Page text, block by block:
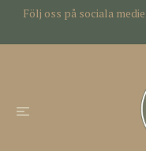
Följ oss på sociala